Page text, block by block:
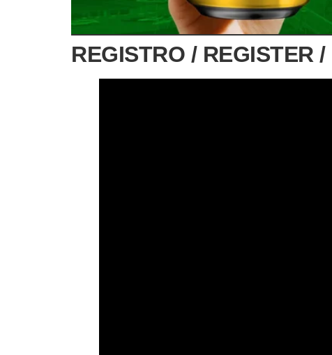
REGISTRO / REGISTER